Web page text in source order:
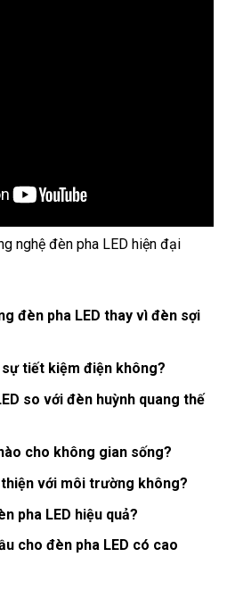
nghệ đèn pha LED hiện đại
đèn pha LED thay vì đèn sợi
tiết kiệm điện không?
so với đèn huỳnh quang thế
cho không gian sống?
với môi trường không?
pha LED hiệu quả?
cho đèn pha LED có cao